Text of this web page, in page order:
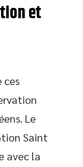
et
ces
Le
Saint
avec la